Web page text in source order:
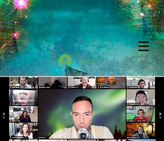
Iniciar sesión